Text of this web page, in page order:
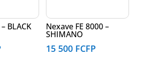
BLACK Nexave FE 8000 –
SHIMANO
15 500 FCFP